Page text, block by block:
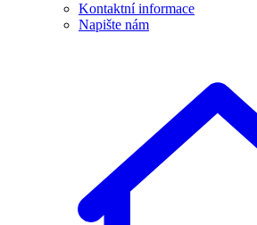
Kontaktní informace
Napište nám